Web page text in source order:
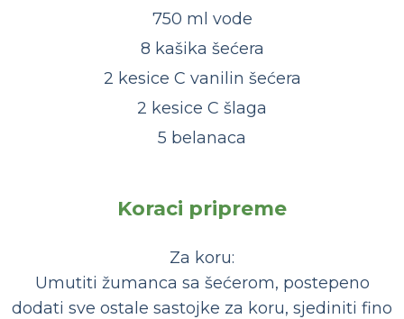
750 ml vode
8 kašika šećera
2 kesice C vanilin šećera
2 kesice C šlaga
5 belanaca
Koraci pripreme
Za koru:
Umutiti žumanca sa šećerom, postepeno
dodati sve ostale sastojke za koru, sjediniti fino